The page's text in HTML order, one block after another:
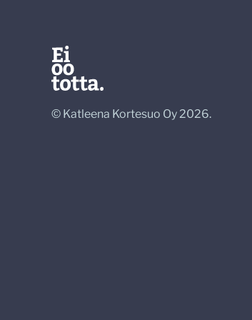
© Katleena Kortesuo Oy 2026.